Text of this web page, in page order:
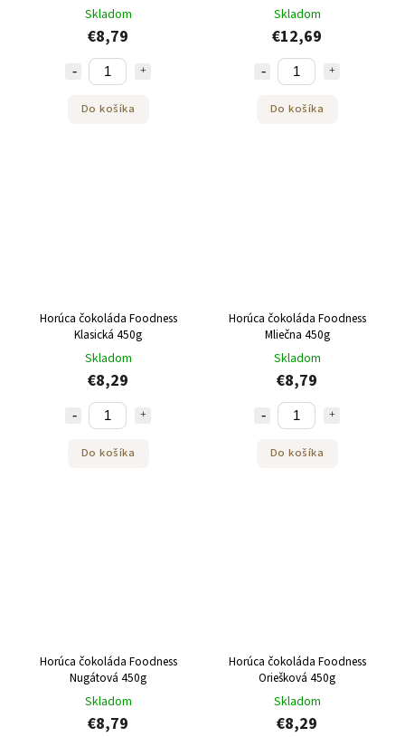
Skladom
€8,79
Do košíka
Skladom
€12,69
Do košíka
Horúca čokoláda Foodness
Klasická 450g
Skladom
€8,29
Do košíka
Horúca čokoláda Foodness
Mliečna 450g
Skladom
€8,79
Do košíka
Horúca čokoláda Foodness
Nugátová 450g
Skladom
€8,79
Horúca čokoláda Foodness
Oriešková 450g
Skladom
€8,29